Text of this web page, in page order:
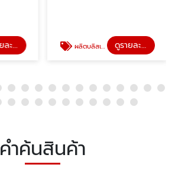
ดูรายละเอียด ผลิตบลิสเตอร์แพค ( blister pack ) ดูรายละเอียด
คำค้นสินค้า